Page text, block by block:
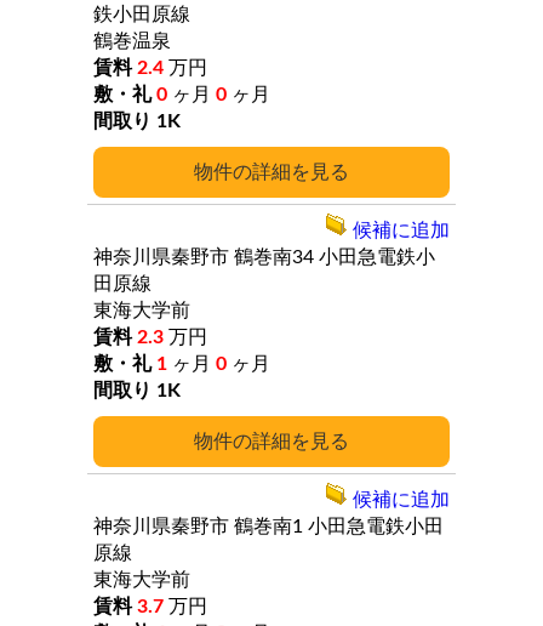
詳細
鉄小田原線
鶴巻温泉
2.4 万円
0 ヶ月 0 ヶ月
1K
詳細
神奈川県秦野市 鶴巻南34 小田急電鉄小
田原線
東海大学前
2.3 万円
1 ヶ月 0 ヶ月
1K
候補に追加
神奈川県秦野市 鶴巻南1 小田急電鉄小田
原線
東海大学前
3.7 万円
候補に追加